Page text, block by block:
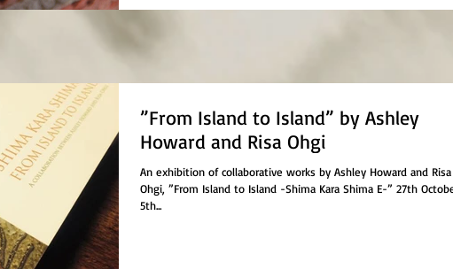
”From Island to Island” by Ashley
Howard and Risa Ohgi
An exhibition of collaborative works by Ashley Howard and Risa
Ohgi, ”From Island to Island -Shima Kara Shima E-” 27th
5th...